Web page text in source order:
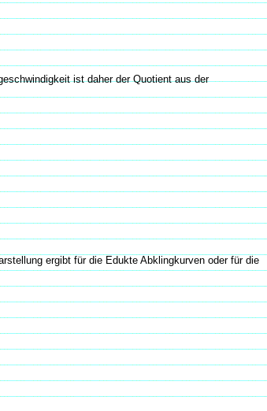
ist daher der Quotient aus der
ergibt für die Edukte Abklingkurven oder für die